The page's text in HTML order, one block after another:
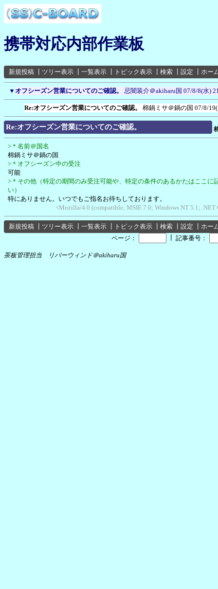
携帯対応内部作業板
新規投稿 ツリー表示 一覧表示 トピック表示 検索 設定 ホー
▼ オフシーズン営業についてのご確認。 忌闇装介＠akiharu国 07/8/8(水)
Re:オフシーズン営業についてのご確認。 棉鍋ミサ＠鍋の国 07/8/
Re:オフシーズン営業についてのご確認。
>＊名前＠国名
棉鍋ミサ＠鍋の国
>＊オフシーズン中の受注
可能
>＊その他（特定の期間のみ受注可能や、特定の条件のあるかたはここに
い）
特にありません。いつでもご指名お待ちしております。
<Mozilla/4.0 (compatible; MSIE 7.0; Windows NT 5.1;
新規投稿 ツリー表示 一覧表示 トピック表示 検索 設定
ホー
ページ：
記事番号：
茶板管理担当 リバーウィンド＠akiharu国